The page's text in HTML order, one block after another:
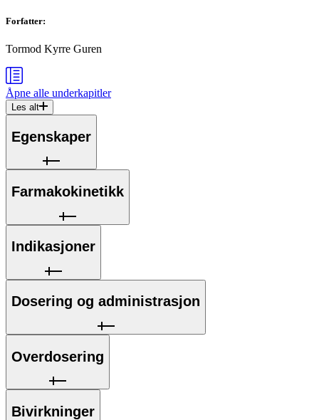
Forfatter:
Tormod Kyrre Guren
Åpne alle underkapitler
Les alt
Egenskaper
Farmakokinetikk
Indikasjoner
Dosering og administrasjon
Overdosering
Bivirkninger